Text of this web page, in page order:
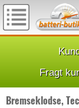
Fragt
Bremseklodse,